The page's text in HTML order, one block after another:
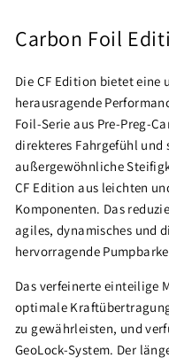
Carbon Foil
Die CF Edition bietet
herausragende
Foil-Serie aus Pre-Preg-
direkteres Fahrgefühl
außergewöhnliche
CF Edition aus leichten
Komponenten. Das
agiles, dynamisches und
hervorragende
Das verfeinerte einteilige
optimale
zu gewährleisten, und
GeoLock-System. Der